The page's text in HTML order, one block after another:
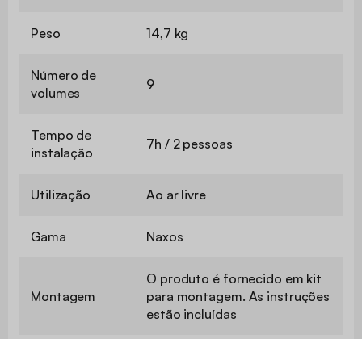
Peso 14,7 kg
Número de
volumes
9
Tempo de
instalação
7h / 2 pessoas
Utilização Ao ar livre
Gama Naxos
Montagem
O produto é fornecido em kit
para montagem. As instruções
estão incluídas